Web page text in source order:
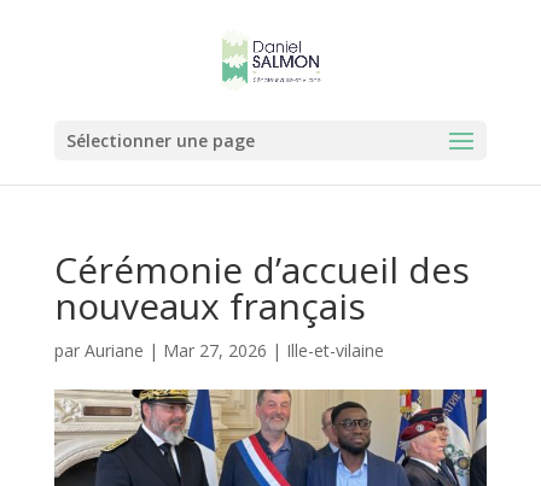
Sélectionner une page
Cérémonie d’accueil des
nouveaux français
par Auriane | Mar 27, 2026 | Ille-et-vilaine